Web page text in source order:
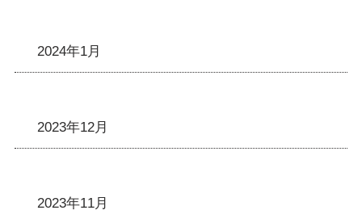
2024年1月
2023年12月
2023年11月